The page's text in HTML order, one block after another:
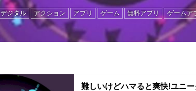
デジタル アクション アプリ ゲーム 無料アプリ ゲームア
難しいけどハマると爽快!ユニ